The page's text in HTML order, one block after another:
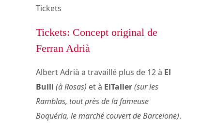
Tickets
Tickets: Concept original de
Ferran Adrià
Albert Adrià a travaillé plus de 12 à El
Bulli (à Rosas) et à ElTaller(sur les
Ramblas, tout près de la fameuse
Boquéria, le marché couvert de Barcelone).